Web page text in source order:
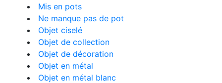
Mis en pots
Ne manque pas de pot
Objet ciselé
Objet de collection
Objet de décoration
Objet en métal
Objet en métal blanc